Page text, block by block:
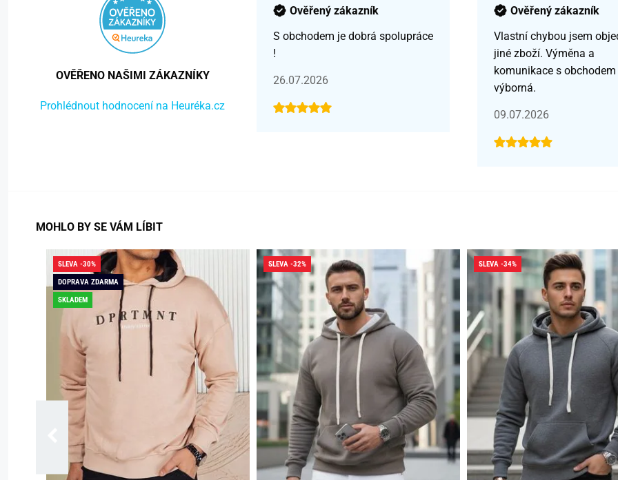
OVĚŘENO NAŠIMI ZÁKAZNÍKY
Prohlédnout hodnocení na Heuréka.cz
Ověřený zákazník
S obchodem je dobrá spolupráce
!
26.07.2026
Ověřený zákazník
Vlastní chybou jsem
jiné zboží. Výměna a
komunikace s obchodem
výborná.
09.07.2026
MOHLO BY SE VÁM LÍBIT
SLEVA -30%
DOPRAVA ZDARMA
SKLADEM
SLEVA -32% SLEVA -34%